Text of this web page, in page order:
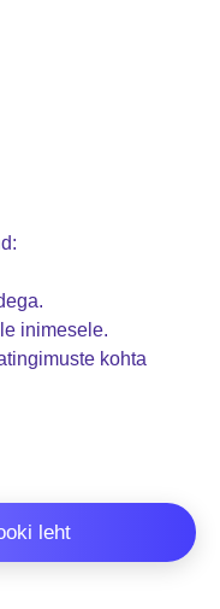
inimesele.
kohta
leht